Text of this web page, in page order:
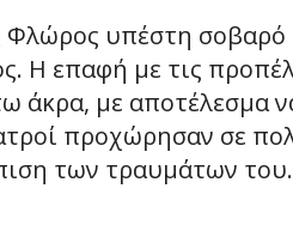
υπέστη σοβαρό
Η επαφή με τις
άκρα, με αποτέλεσμα
προχώρησαν σε
των τραυμάτων του.